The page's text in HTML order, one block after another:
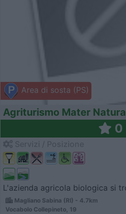
Area di sosta (PS)
Agriturismo Mater Natura
0
L'azienda agricola biologica si
Magliano Sabina (RI) - 4.7km
Vocabolo Collepineto, 19